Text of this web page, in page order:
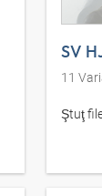
SV
11
Ştuţ